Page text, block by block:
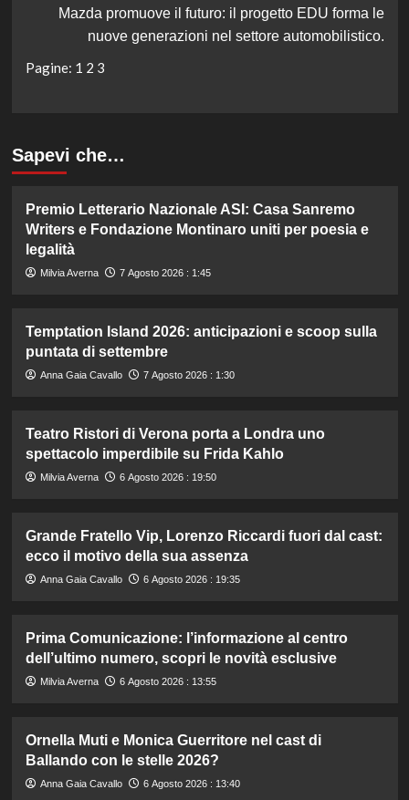
Mazda promuove il futuro: il progetto EDU forma le
nuove generazioni nel settore automobilistico.
Pagine: 1 2 3
Sapevi che…
Premio Letterario Nazionale ASI: Casa Sanremo
Writers e Fondazione Montinaro uniti per poesia e
legalità
Milvia Averna 7 Agosto 2026 : 1:45
Temptation Island 2026: anticipazioni e scoop sulla
puntata di settembre
Anna Gaia Cavallo 7 Agosto 2026 : 1:30
Teatro Ristori di Verona porta a Londra uno
spettacolo imperdibile su Frida Kahlo
Milvia Averna 6 Agosto 2026 : 19:50
Grande Fratello Vip, Lorenzo Riccardi fuori dal cast:
ecco il motivo della sua assenza
Anna Gaia Cavallo 6 Agosto 2026 : 19:35
Prima Comunicazione: l’informazione al centro
dell’ultimo numero, scopri le novità esclusive
Milvia Averna 6 Agosto 2026 : 13:55
Ornella Muti e Monica Guerritore nel cast di
Ballando con le stelle 2026?
Anna Gaia Cavallo 6 Agosto 2026 : 13:40